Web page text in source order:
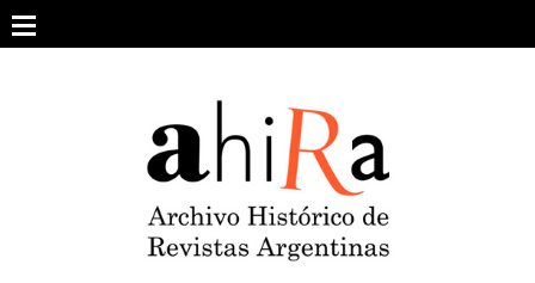
content
ARCHIVO DE REVISTAS
ESTUDIOS CRÍTICOS